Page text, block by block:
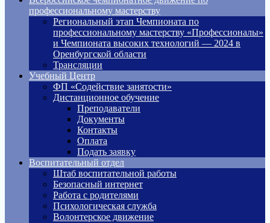
профессиональному мастерству
Региональный этап Чемпионата по
профессиональному мастерству «Профессионалы»
и Чемпионата высоких технологий — 2024 в
Оренбургской области
Трансляции
Учебный Центр
ФП «Содействие занятости»
Дистанционное обучение
Преподаватели
Документы
Контакты
Оплата
Подать заявку
Воспитательный отдел
Штаб воспитательной работы
Безопасный интернет
Работа с родителями
Психологическая служба
Волонтерское движение